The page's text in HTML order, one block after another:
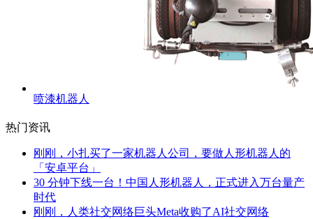
喷漆机器人
热门资讯
刚刚，小扎买了一家机器人公司，要做人形机器人的
「安卓平台」
30 分钟下线一台！中国人形机器人，正式进入万台量产
时代
刚刚，人类社交网络巨头Meta收购了AI社交网络